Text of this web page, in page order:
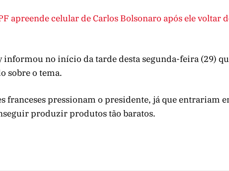
apreende celular de Carlos Bolsonaro após ele voltar
informou no início da tarde desta segunda-feira (29)
sobre o tema.
franceses pressionam o presidente, já que entrariam
produzir produtos tão baratos.